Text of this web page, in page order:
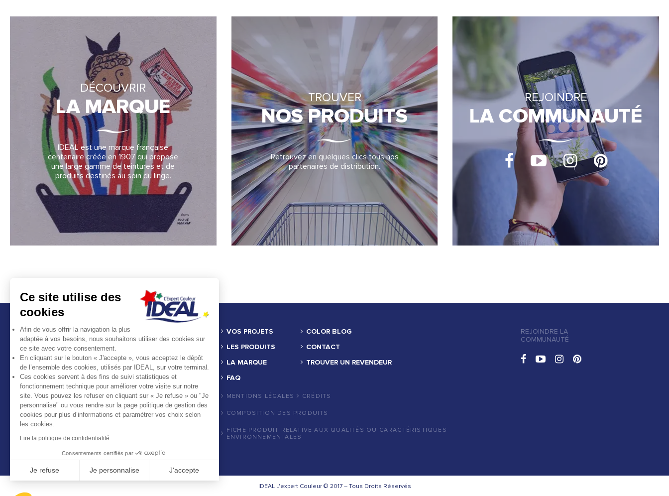
DÉCOUVRIR
LA MARQUE
IDEAL est une marque française
centenaire créée en 1907 qui propose
une large gamme de teintures et de
produits destinés au soin du linge.
TROUVER
NOS PRODUITS
Retrouvez en quelques clics tous nos
partenaires de distribution.
REJOINDRE
LA COMMUNAUTÉ
IDEAL est une marque
française centenaire créée en
1907 qui propose une large
gamme
de teintures et de produits
du linge.
VOS PROJETS
LES PRODUITS
LA MARQUE
FAQ
COLOR BLOG
CONTACT
TROUVER UN REVENDEUR
MENTIONS LÉGALES CRÉDITS
COMPOSITION DES PRODUITS
FICHE PRODUIT RELATIVE AUX QUALITÉS OU CARACTÉRISTIQUES
ENVIRONNEMENTALES
REJOINDRE LA
COMMUNAUTÉ
IDEAL L'expert Couleur © 2017 – Tous Droits Réservés
Ce site utilise des
cookies
Afin de vous offrir la navigation la plus
adaptée à vos besoins, nous souhaitons utiliser des cookies sur
ce site avec votre consentement.
En cliquant sur le bouton « J'accepte », vous acceptez le dépôt
de l’ensemble des cookies, utilisés par IDEAL, sur votre terminal.
Ces cookies servent à des fins de suivi statistiques et
fonctionnement technique pour améliorer votre visite sur notre
site. Vous pouvez les refuser en cliquant sur « Je refuse » ou "Je
personnalise" ou vous rendre sur la page politique de gestion des
cookies pour plus d’informations et paramétrer vos choix selon
les cookies.
Lire la politique de confidentialité
Consentements certifiés par
Je refuse Je personnalise
J'accepte